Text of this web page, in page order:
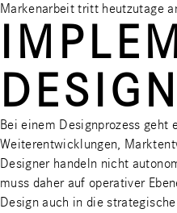
Markenarbeit tritt heutzutage
Bei einem Designprozess
Weiterentwicklungen,
Designer handeln nicht
muss daher auf operativer
Design auch in die